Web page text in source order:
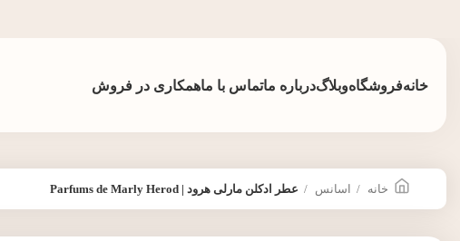
خانهفروشگاهوبلاگدرباره ماتماس با ماهمکاری در فروش
خانه اسانس عطر ادکلن مارلی هرود | Parfums de Marly Herod